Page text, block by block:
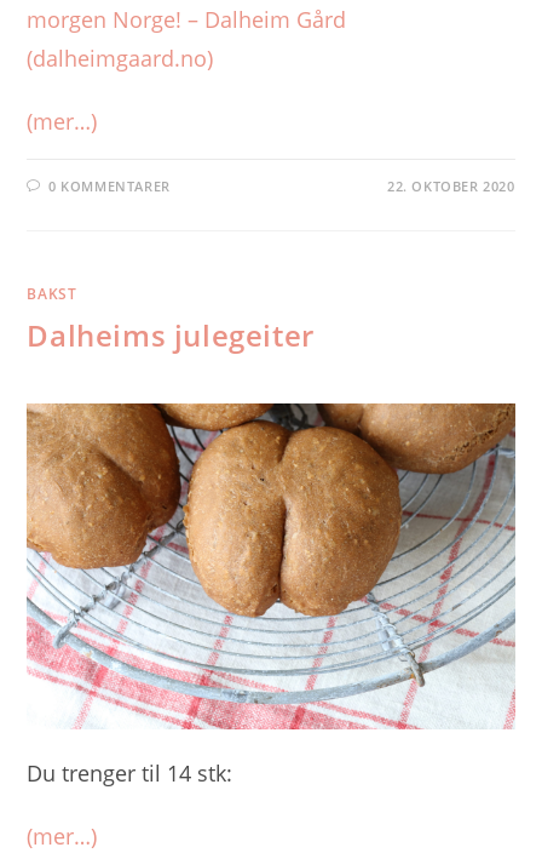
morgen Norge! – Dalheim Gård
(dalheimgaard.no)
(mer…)
0 KOMMENTARER 22. OKTOBER 2020
BAKST
Dalheims julegeiter
Du trenger til 14 stk:
(mer…)